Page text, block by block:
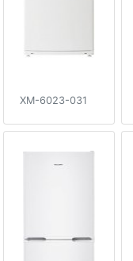
XM-6023-031